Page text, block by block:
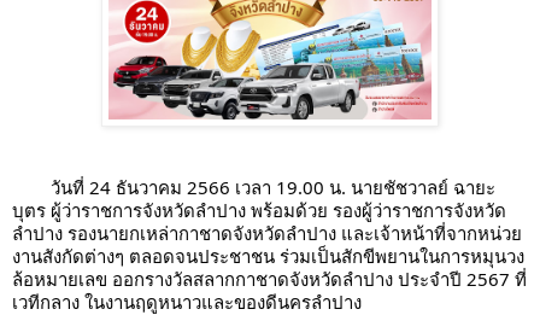
วันที่ 24 ธันวาคม 2566 เวลา 19.00 น. นายชัชวาลย์ ฉายะ
บุตร ผู้ว่าราชการจังหวัดลำปาง พร้อมด้วย รองผู้ว่าราชการจังหวัด
ลำปาง รองนายกเหล่ากาชาดจังหวัดลำปาง และเจ้าหน้าที่จากหน่วย
งานสังกัดต่างๆ ตลอดจนประชาชน ร่วมเป็นสักขีพยานในการหมุนวง
ล้อหมายเลข ออกรางวัลสลากกาชาดจังหวัดลำปาง ประจำปี 2567 ที่
เวทีกลาง ในงานฤดูหนาวและของดีนครลำปาง